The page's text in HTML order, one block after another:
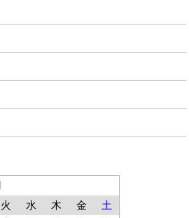
火 水 木 金
土